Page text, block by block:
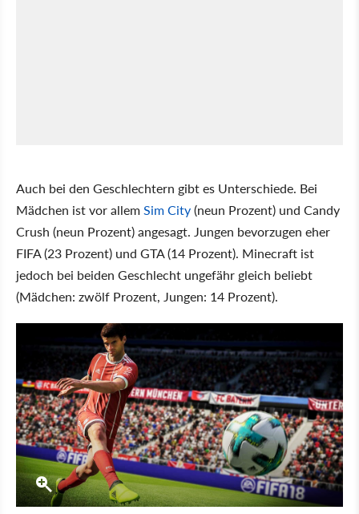
Auch bei den Geschlechtern gibt es Unterschiede. Bei
Mädchen ist vor allemSim City(neun Prozent) und Candy
Crush (neun Prozent) angesagt. Jungen bevorzugen eher
FIFA (23 Prozent) und GTA (14 Prozent). Minecraft ist
jedoch bei beiden Geschlecht ungefähr gleich beliebt
(Mädchen: zwölf Prozent, Jungen: 14 Prozent).